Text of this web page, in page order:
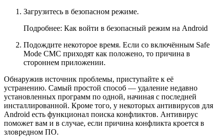
Загрузитесь в безопасном режиме.
Подробнее: Как войти в безопасный режим на Android
Подождите некоторое время. Если со включённым Safe
Mode СМС приходят как положено, то причина в
стороннем приложении.
Обнаружив источник проблемы, приступайте к её
устранению. Самый простой способ — удаление недавно
установленных программ по одной, начиная с последней
инсталлированной. Кроме того, у некоторых антивирусов для
Android есть функционал поиска конфликтов. Антивирус
поможет вам и в случае, если причина конфликта кроется в
зловредном ПО.